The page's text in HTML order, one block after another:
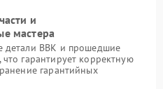
и
мастера
детали BBK и прошедшие
гарантирует корректную
гарантийных